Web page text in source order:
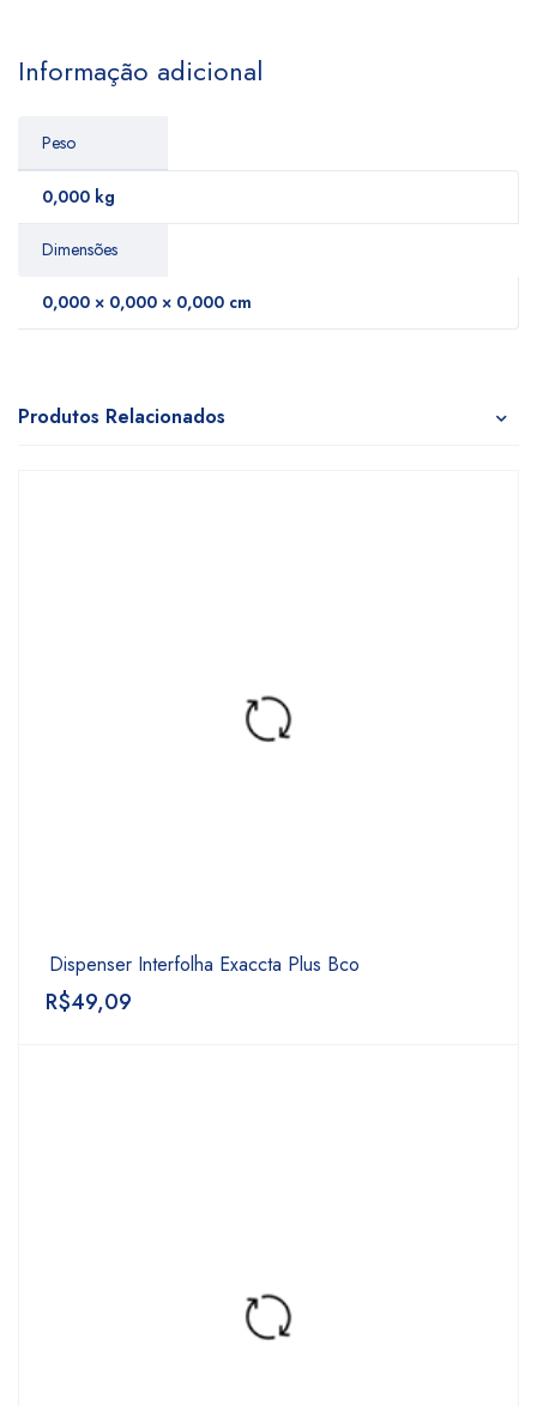
Informação adicional
Peso
0,000 kg
Dimensões
0,000 × 0,000 × 0,000 cm
Produtos Relacionados
Dispenser Interfolha Exaccta Plus Bco
R$49,09